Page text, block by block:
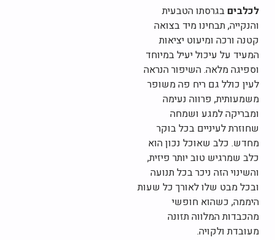
לכלבים בגרסתו הטבעית
והנקייה, תבחינו מיד בצואה
קטנה ורכה ומיעוט יציאות
המעיד על עיכול יעיל במיוחד
וספיגה מלאה. השיפור הנראה
לעין כולל גם ריח פה משופר
משמעותית, פרווה נעימה
ומבריקה למגע ושמחה
שחוזרת לעיניים בכל בוקר
מחדש. כלב שאוכל נכון הוא
כלב שמרגיש טוב יותר פיזית,
והשינוי הזה ניכר בכל תנועה
ובכל מבט שלו לאורך כל שעות
היממה, כשהוא חופשי
מהכבדות המלווה תזונה
מעובדת ולקויה.